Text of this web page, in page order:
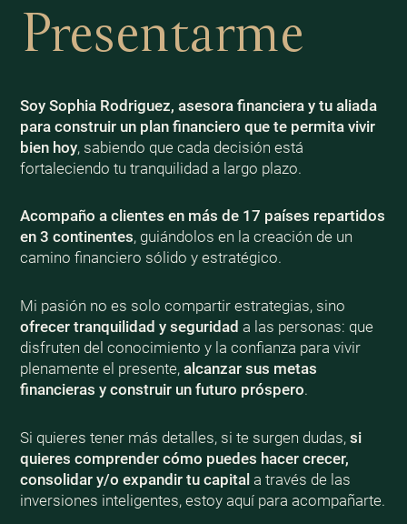
Presentarme
Soy Sophia Rodriguez, asesora financiera y tu aliada
para construir un plan financiero que te permita vivir
bien hoy, sabiendo que cada decisión está
fortaleciendo tu tranquilidad a largo plazo.
Acompaño a clientes en más de 17 países repartidos
en 3 continentes, guiándolos en la creación de un
camino financiero sólido y estratégico.
Mi pasión no es solo compartir estrategias, sino
ofrecer tranquilidad y seguridad a las personas: que
disfruten del conocimiento y la confianza para vivir
plenamente el presente, alcanzar sus metas
financieras y construir un futuro próspero.
Si quieres tener más detalles, si te surgen dudas, si
quieres comprender cómo puedes hacer crecer,
consolidar y/o expandir tu capitala través de las
inversiones inteligentes, estoy aquí para acompañarte.